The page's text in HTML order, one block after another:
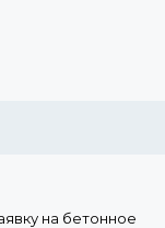
на бетонное